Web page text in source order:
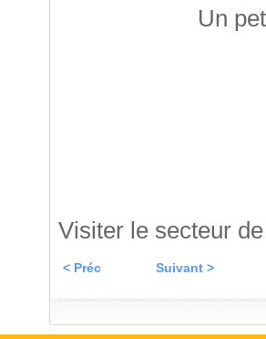
Un
Visiter le secteur
< Préc Suivant >